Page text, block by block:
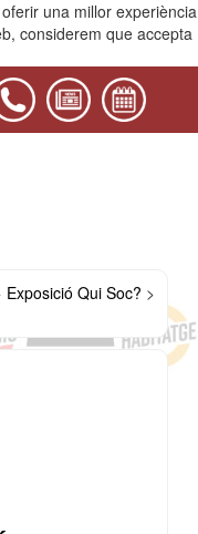
una millor experiència
considerem que accepta
Exposició Qui Soc? >